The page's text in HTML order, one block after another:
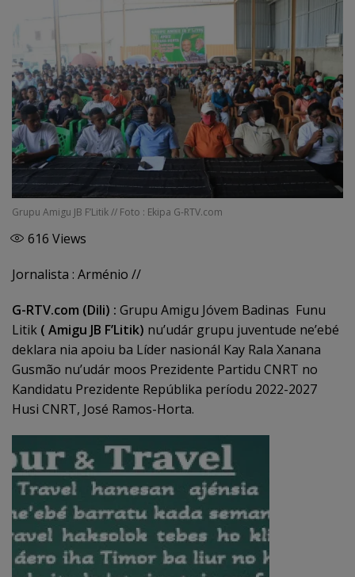
Grupu Amigu JB F’Litik // Foto : Ekipa G-RTV.com
616 Views
Jornalista : Arménio //
G-RTV.com (Dili) : Grupu Amigu Jóvem Badinas Funu
Litik ( Amigu JB F’Litik) nu’udár grupu juventude ne’ebé
deklara nia apoiu ba Líder nasionál Kay Rala Xanana
Gusmão nu’udár moos Prezidente Partidu CNRT no
Kandidatu Prezidente Repúblika períodu 2022-2027
Husi CNRT, José Ramos-Horta.